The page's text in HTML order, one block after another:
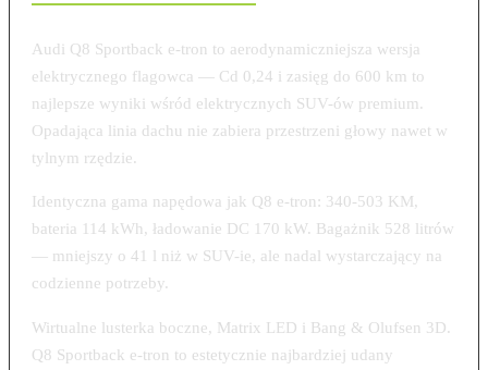
Audi Q8 Sportback e-tron to aerodynamiczniejsza wersja
elektrycznego flagowca — Cd 0,24 i zasięg do 600 km to
najlepsze wyniki wśród elektrycznych SUV-ów premium.
Opadająca linia dachu nie zabiera przestrzeni głowy nawet w
tylnym rzędzie.
Identyczna gama napędowa jak Q8 e-tron: 340-503 KM,
bateria 114 kWh, ładowanie DC 170 kW. Bagażnik 528 litrów
— mniejszy o 41 l niż w SUV-ie, ale nadal wystarczający na
codzienne potrzeby.
Wirtualne lusterka boczne, Matrix LED i Bang & Olufsen 3D.
Q8 Sportback e-tron to estetycznie najbardziej udany